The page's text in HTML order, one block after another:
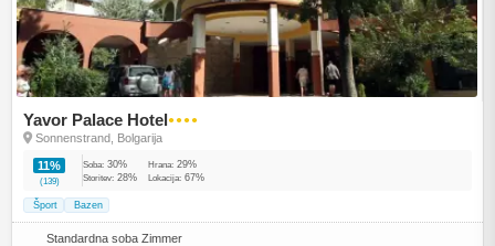
Yavor Palace Hotel●●●●
Sonnenstrand, Bolgarija
11%
(139)
Soba: 30% Hrana: 29%
Storitev: 28% Lokacija: 67%
Šport Bazen
Standardna soba Zimmer